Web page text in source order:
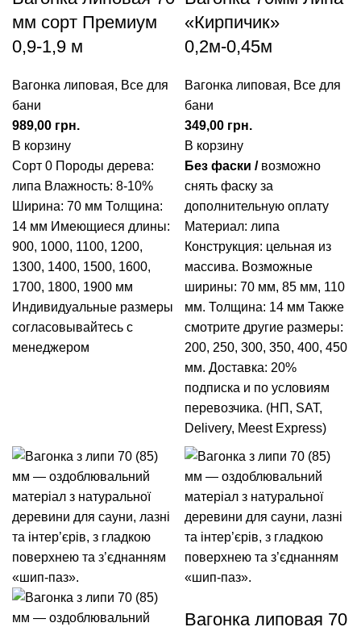
мм сорт Премиум
0,9-1,9 м
Вагонка липовая, Все для
бани
грн.
В корзину
Сорт 0 Породы дерева:
липа Влажность: 8-10%
Ширина: 70 мм Толщина:
14 мм Имеющиеся длины:
900, 1000, 1100, 1200,
1300, 1400, 1500, 1600,
1700, 1800, 1900 мм
Индивидуальные размеры
согласовывайтесь с
менеджером
«Кирпичик»
0,2м-0,45м
Вагонка липовая, Все для
бани
грн.
В корзину
Без фаски /возможно
снять фаску за
дополнительную оплату
Материал: липа
Конструкция: цельная из
массива. Возможные
ширины: 70 мм, 85 мм, 110
мм. Толщина: 14 мм Также
смотрите другие размеры:
200, 250, 300, 350, 400, 450
мм. Доставка: 20%
подписка и по условиям
перевозчика. (НП, SAT,
Delivery, Meest Express)
Вагонка липовая 70